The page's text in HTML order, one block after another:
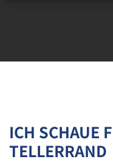
ICH SCHAUE
TELLERRAND